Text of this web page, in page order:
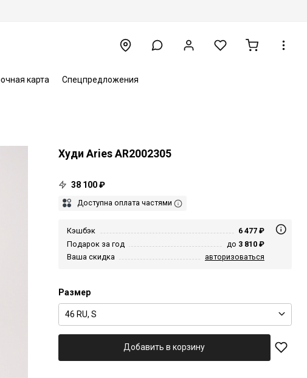
карта Спецпредложения
Худи Aries AR2002305
38 100 ₽
Доступна оплата частями
Кэшбэк
6 477 ₽
Подарок за год
до 3 810 ₽
Ваша скидка
авторизоваться
Размер
46 RU, S
Добавить в корзину